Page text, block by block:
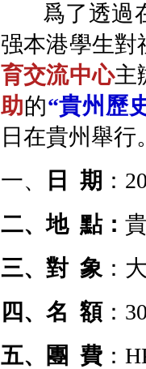
爲了透過
强本港學生對
育交流中心主
助的“貴州歷
日在貴州舉行
一、
日 期 ：
二、地 點：
三、對 象 ：
四、名 額：
五、團 費 ：